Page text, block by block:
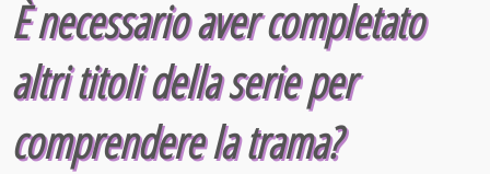
È necessario aver completato
altri titoli della serie per
comprendere la trama?